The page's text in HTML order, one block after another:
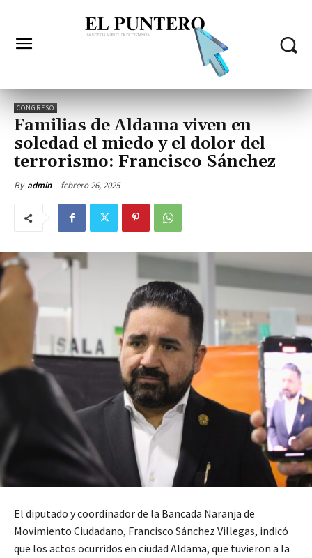
CONGRESO
Familias de Aldama viven en
soledad el miedo y el dolor del
terrorismo: Francisco Sánchez
By admin febrero 26, 2025
El diputado y coordinador de la Bancada Naranja de
Movimiento Ciudadano, Francisco Sánchez Villegas, indicó
que los actos ocurridos en ciudad Aldama, que tuvieron a la